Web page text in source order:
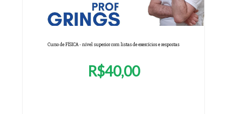
Curso de FÍSICA - nível superior com listas de exercícios e respostas
R$40,00